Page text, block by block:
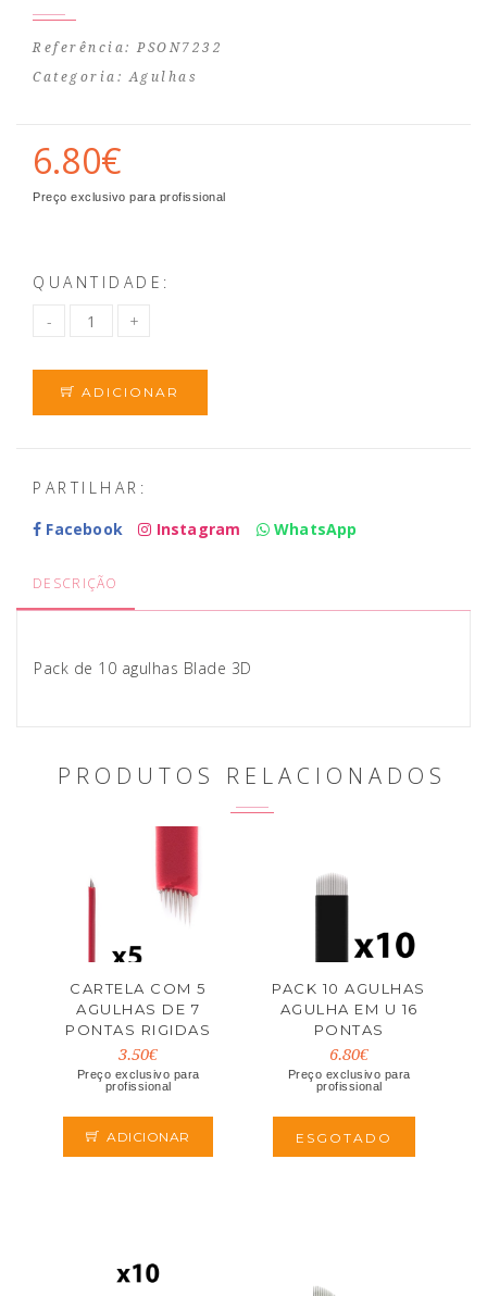
Referência: PSON7232
Categoria:Agulhas
6.80€
Preço exclusivo para profissional
QUANTIDADE:
ADICIONAR
PARTILHAR:
Facebook
Instagram WhatsApp
DESCRIÇÃO
Pack de 10 agulhas Blade 3D
PRODUTOS RELACIONADOS
CARTELA COM 5
AGULHAS DE 7
PONTAS RIGIDAS
3.50€
Preço exclusivo para
profissional
ADICIONAR
PACK 10 AGULHAS
AGULHA EM U 16
PONTAS
MICROBLADING
ONE LASHES
6.80€
Preço exclusivo para
profissional
ESGOTADO